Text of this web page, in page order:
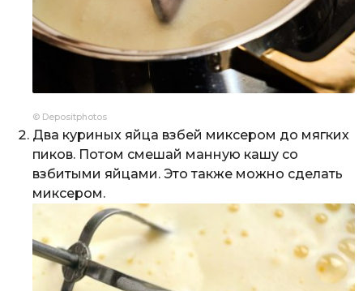
© Depositphotos
Два куриных яйца взбей миксером до мягких
пиков. Потом смешай манную кашу со
взбитыми яйцами. Это также можно сделать
миксером.